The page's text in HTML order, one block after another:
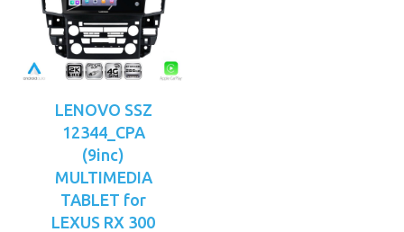
LENOVO SSZ
12344_CPA
(9inc)
MULTIMEDIA
TABLET for
LEXUS RX 300